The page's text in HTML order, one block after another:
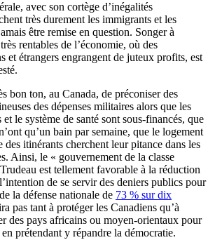
avec son cortège d’inégalités
très durement les immigrants et les
être remise en question. Songer à
rentables de l’économie, où des
et étrangers engrangent de juteux profits, est
bon ton, au Canada, de préconiser des
des dépenses militaires alors que les
le système de santé sont sous-financés, que
qu’un bain par semaine, que le logement
des itinérants cherchent leur pitance dans les
Ainsi, le « gouvernement de la classe
est tellement favorable à la réduction
de se servir des deniers publics pour
la défense nationale de 73 % sur dix
pas tant à protéger les Canadiens qu’à
des pays africains ou moyen-orientaux pour
prétendant y répandre la démocratie.